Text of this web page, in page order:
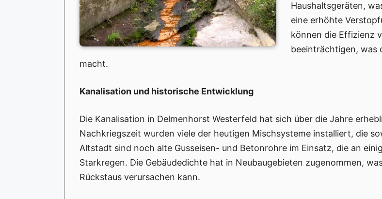
Haushaltsgeräten,
eine erhöhte
können die Effizienz
beeinträchtigen, was
macht.
Kanalisation und historische Entwicklung
Die Kanalisation in Delmenhorst Westerfeld hat sich über die Jahre
Nachkriegszeit wurden viele der heutigen Mischsysteme installiert, die
Altstadt sind noch alte Gusseisen- und Betonrohre im Einsatz, die an
Starkregen. Die Gebäudedichte hat in Neubaugebieten zugenommen,
Rückstaus verursachen kann.